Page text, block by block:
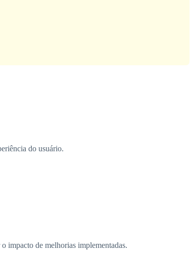
do usuário.
impacto de melhorias implementadas.